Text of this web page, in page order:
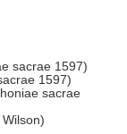
sacrae 1597)
1597)
sacrae